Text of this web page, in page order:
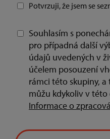
Potvrzuji, že jsem se
Souhlasím s
pro případná další
údajů uvedených v
účelem posouzení
rámci této skupiny,
můžu kdykoliv v této
Informace o